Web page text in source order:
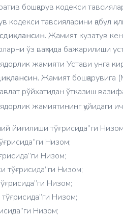
бошқарув кодекси
кодекси тавсияларини қабул
Жамият кузатув
ўз вақтида бажарилиши
жамияти Устави унга
Жамият бошқарувига
рўйхатидан ўтказиш
жамиятининг қуйидаги
йиғилиши тўғрисида”ги
Низом;
Низом;
тўғрисида”ги Низом;
Низом;
Низом;
Низом;